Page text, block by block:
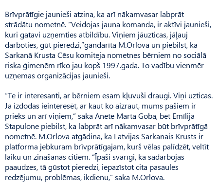
Brīvprātīgie jaunieši atzina, ka arī nākamvasar labprāt
strādātu nometnē. “Veidojas jauna komanda, ir aktīvi jaunieši,
kuri gatavi uzņemties atbildību. Viņiem jāuzticas, jāļauj
darboties, gūt pieredzi,”gandarīta M.Orlova un piebilst, ka
Sarkanā Krusta Cēsu komiteja nometnes bērniem no sociālā
riska ģimenēm rīko jau kopš 1997.gada. To vadību vienmēr
uzņemas organizācijas jaunieši.
“Te ir interesanti, ar bērniem esam kļuvuši draugi. Viņi uzticas.
Ja izdodas ieinteresēt, ar kaut ko aizraut, mums pašiem ir
prieks un arī viņiem,” saka Anete Marta Goba, bet Emīlija
Stapulone piebilst, ka labprāt arī nākamvasar būt brīvprātīgā
nometnē. M.Orlova atgādina, ka Latvijas Sarkanais Krusts ir
platforma jebkuram brīvprātīgajam, kurš vēlas palīdzēt, veltīt
laiku un zināšanas citiem. “Īpaši svarīgi, ka sadarbojas
paaudzes, tā gūstot pieredzi, iepazīstot cita pasaules
redzējumu, problēmas, ikdienu,” saka M.Orlova.